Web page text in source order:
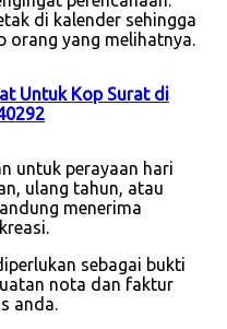
di kalender sehingga
orang yang melihatnya.
Untuk Kop Surat di
untuk perayaan hari
ulang tahun, atau
menerima
sebagai bukti
nota dan faktur
anda.